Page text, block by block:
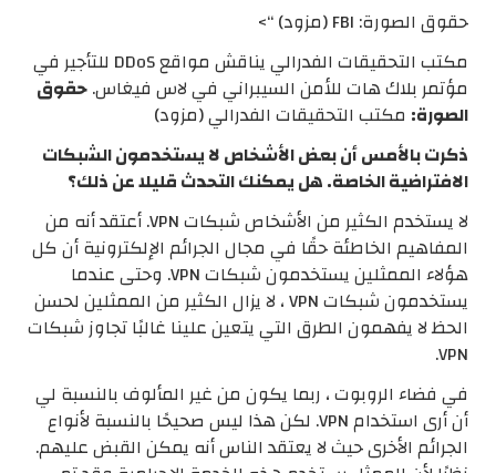
حقوق الصورة: FBI (مزود) “>
مكتب التحقيقات الفدرالي يناقش مواقع DDoS للتأجير في
مؤتمر بلاك هات للأمن السيبراني في لاس فيغاس.حقوق
الصورة: مكتب التحقيقات الفدرالي (مزود)
ذكرت بالأمس أن بعض الأشخاص لا يستخدمون الشبكات
الافتراضية الخاصة. هل يمكنك التحدث قليلا عن ذلك؟
لا يستخدم الكثير من الأشخاص شبكات VPN. أعتقد أنه من
المفاهيم الخاطئة حقًا في مجال الجرائم الإلكترونية أن كل
هؤلاء الممثلين يستخدمون شبكات VPN. وحتى عندما
يستخدمون شبكات VPN ، لا يزال الكثير من الممثلين لحسن
الحظ لا يفهمون الطرق التي يتعين علينا غالبًا تجاوز شبكات
VPN.
في فضاء الروبوت ، ربما يكون من غير المألوف بالنسبة لي
أن أرى استخدام VPN. لكن هذا ليس صحيحًا بالنسبة لأنواع
الجرائم الأخرى حيث لا يعتقد الناس أنه يمكن القبض عليهم.